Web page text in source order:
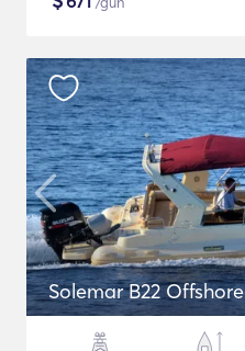
Solemar B22 Offshore